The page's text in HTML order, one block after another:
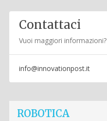
Contattaci
Vuoi maggiori informazioni?
info@innovationpost.it
ROBOTICA